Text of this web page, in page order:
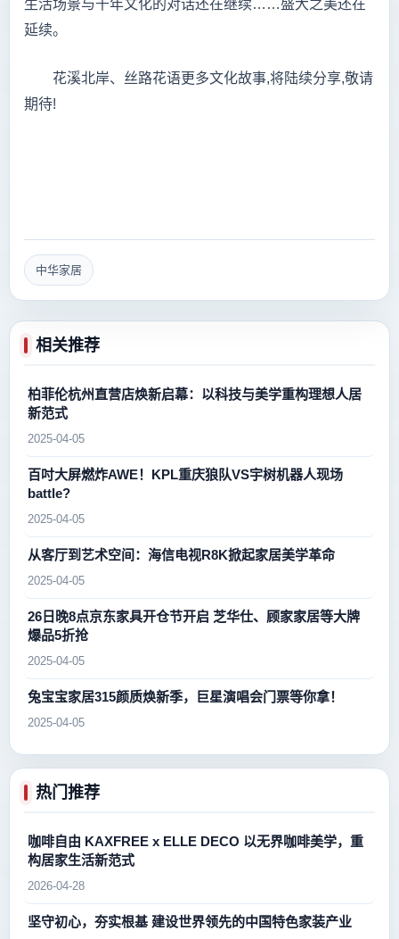
生活场景与千年文化的对话还在继续……盛大之美还在
延续。
花溪北岸、丝路花语更多文化故事,将陆续分享,敬请
期待!
中华家居
相关推荐
柏菲伦杭州直营店焕新启幕：以科技与美学重构理想人居
新范式
2025-04-05
百吋大屏燃炸AWE！KPL重庆狼队VS宇树机器人现场
battle?
2025-04-05
从客厅到艺术空间：海信电视R8K掀起家居美学革命
2025-04-05
26日晚8点京东家具开仓节开启 芝华仕、顾家家居等大牌
爆品5折抢
2025-04-05
兔宝宝家居315颜质焕新季，巨星演唱会门票等你拿！
2025-04-05
热门推荐
咖啡自由 KAXFREE x ELLE DECO 以无界咖啡美学，重
构居家生活新范式
2026-04-28
坚守初心，夯实根基 建设世界领先的中国特色家装产业